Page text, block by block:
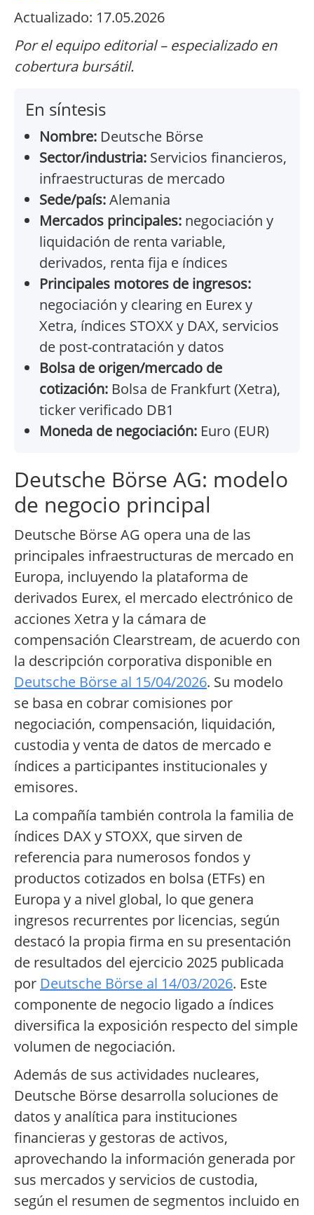
Actualizado: 17.05.2026
Por el equipo editorial – especializado en
cobertura bursátil.
En síntesis
Nombre: Deutsche Börse
Sector/industria: Servicios financieros,
infraestructuras de mercado
Sede/país:Alemania
Mercados principales: negociación y
liquidación de renta variable,
derivados, renta fija e índices
Principales motores de ingresos:
negociación y clearing en Eurex y
Xetra, índices STOXX y DAX, servicios
de post-contratación y datos
Bolsa de origen/mercado de
cotización: Bolsa de Frankfurt (Xetra),
ticker verificado DB1
Moneda de negociación: Euro (EUR)
Deutsche Börse AG: modelo
de negocio principal
Deutsche Börse AG opera una de las
principales infraestructuras de mercado en
Europa, incluyendo la plataforma de
derivados Eurex, el mercado electrónico de
acciones Xetra y la cámara de
compensación Clearstream, de acuerdo con
la descripción corporativa disponible en
Deutsche Börse al 15/04/2026. Su modelo
se basa en cobrar comisiones por
negociación, compensación, liquidación,
custodia y venta de datos de mercado e
índices a participantes institucionales y
emisores.
La compañía también controla la familia de
índices DAX y STOXX, que sirven de
referencia para numerosos fondos y
productos cotizados en bolsa (ETFs) en
Europa y a nivel global, lo que genera
ingresos recurrentes por licencias, según
destacó la propia firma en su presentación
de resultados del ejercicio 2025 publicada
por Deutsche Börse al 14/03/2026. Este
componente de negocio ligado a índices
diversifica la exposición respecto del simple
volumen de negociación.
Además de sus actividades nucleares,
Deutsche Börse desarrolla soluciones de
datos y analítica para instituciones
financieras y gestoras de activos,
aprovechando la información generada por
sus mercados y servicios de custodia,
según el resumen de segmentos incluido en